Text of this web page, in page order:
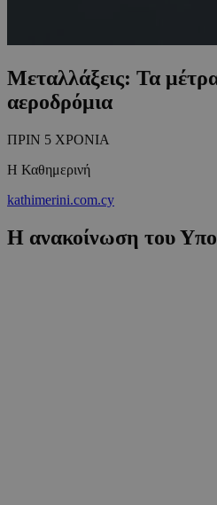
Μεταλλάξεις: Τα
αεροδρόμια
ΠΡΙΝ 5 ΧΡΟΝΙΑ
Η Καθημερινή
kathimerini.com.cy
Η ανακοίνωση του